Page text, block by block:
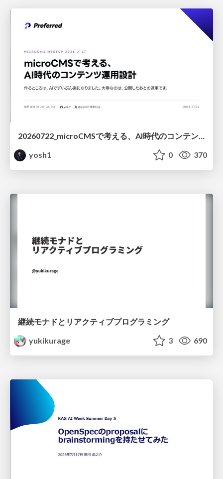
20260722_microCMSで考える、AI時代のコンテンツ運用設計
yosh1
0 370
継続モナドとリアクティブプログラミング
yukikurage
3 690